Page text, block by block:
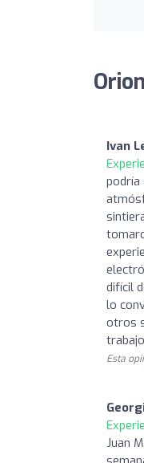
Ivan
podría
difícil
lo
otros
Esta
Juan